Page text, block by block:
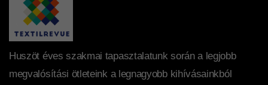
Huszöt éves szakmai tapasztalatunk során a legjobb
megvalósítási ötleteink a legnagyobb kihívásainkból